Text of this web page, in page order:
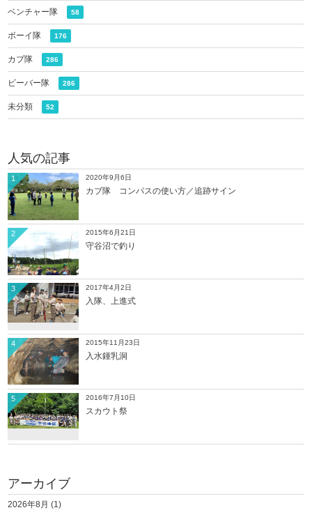
ベンチャー隊 58
ボーイ隊 176
カブ隊 286
ビーバー隊 286
未分類 52
人気の記事
2020年9月6日
カブ隊 コンパスの使い方／追跡サイン
1
2015年6月21日
守谷沼で釣り
2
2017年4月2日
入隊、上進式
3
2015年11月23日
入水鍾乳洞
4
2016年7月10日
スカウト祭
5
アーカイブ
2026年8月 (1)